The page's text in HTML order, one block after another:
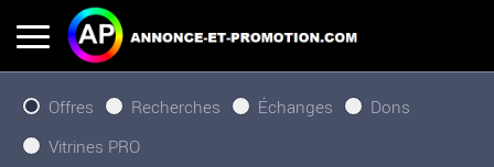
Offres Recherches Échanges
Dons
Vitrines PRO